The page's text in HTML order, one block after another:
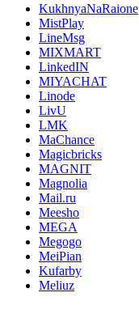
KukhnyaNaRaione
MistPlay
LineMsg
MIXMART
LinkedIN
MIYACHAT
Linode
LivU
LMK
MaChance
Magicbricks
MAGNIT
Magnolia
Mail.ru
Meesho
MEGA
Megogo
MeiPian
Kufarby
Meliuz